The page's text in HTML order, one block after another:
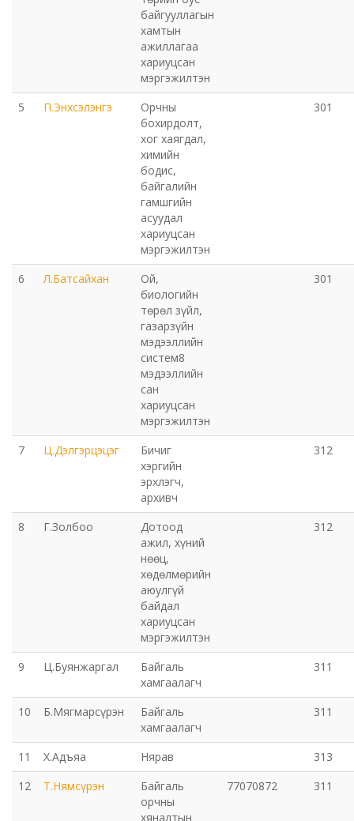
Сум дундын ойн анги
Нийтлэг үйлчилгээний алба
Хот байгуулалт, барилга захиалагчийн алба утүг
Сэлэнгэ голын сав газрын захиргаа
Орхон аймаг дахь Эрүүл мэндийн даатгалын хэлтэс
Эрдэнэт цэцэрлэгт хүрээлэн ашиглалтын өмнөх
Эрдэнэт шинжлэх ухаан, технологийн парк
байгууллагын
хамтын
ажиллагаа
хариуцсан
мэргэжилтэн
5 П.Энхсэлэнгэ
Орчны
бохирдолт,
хог хаягдал,
химийн
бодис,
байгалийн
гамшгийн
асуудал
хариуцсан
мэргэжилтэн
301
6 Л.Батсайхан
Ой,
биологийн
төрөл зүйл,
газарзүйн
мэдээллийн
систем8
мэдээллийн
сан
хариуцсан
мэргэжилтэн
301
7 Ц.Дэлгэрцэцэг
Бичиг
хэргийн
эрхлэгч,
архивч
312
8 Г.Золбоо
Дотоод
ажил, хүний
нөөц,
хөдөлмөрийн
аюулгүй
байдал
хариуцсан
мэргэжилтэн
312
9 Ц.Буянжаргал
Байгаль
хамгаалагч
311
10 Б.Мягмарсүрэн
Байгаль
хамгаалагч
311
11 Х.Адъяа Нярав
313
12
Т.Нямсүрэн
Байгаль
орчны
хяналтын
77070872 311